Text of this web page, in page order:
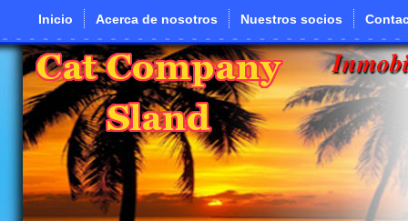
Pasar al contenido principal
Inicio Acerca de nosotros Nuestros socios